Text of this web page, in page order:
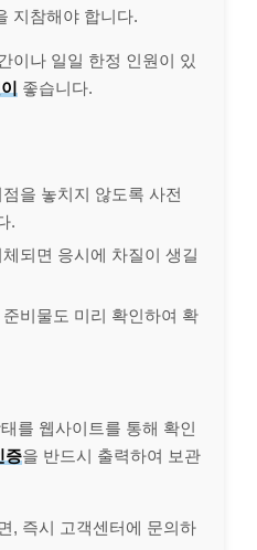
지참해야 합니다.
이나 일일 한정 인원이 있
좋습니다.
을 놓치지 않도록 사전
.
체되면 응시에 차질이 생길
비물도 미리 확인하여 확
를 웹사이트를 통해 확인
증을 반드시 출력하여 보관
, 즉시 고객센터에 문의하